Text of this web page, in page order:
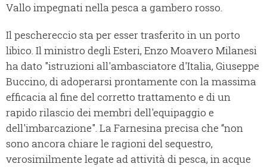
Vallo impegnati nella pesca a gambero rosso.
Il peschereccio sta per esser trasferito in un porto
libico. Il ministro degli Esteri, Enzo Moavero Milanesi
ha dato "istruzioni all'ambasciatore d'Italia, Giuseppe
Buccino, di adoperarsi prontamente con la massima
efficacia al fine del corretto trattamento e di un
rapido rilascio dei membri dell'equipaggio e
dell'imbarcazione". La Farnesina precisa che “non
sono ancora chiare le ragioni del sequestro,
verosimilmente legate ad attività di pesca, in acque